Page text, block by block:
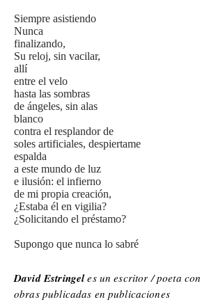
Siempre asistiendo
Nunca
finalizando,
Su reloj, sin vacilar,
allí
entre el velo
hasta las sombras
de ángeles, sin alas
blanco
contra el resplandor de
soles artificiales, despiertame
espalda
a este mundo de luz
e ilusión: el infierno
de mi propia creación,
¿Estaba él en vigilia?
¿Solicitando el préstamo?
Supongo que nunca lo sabré
David Estringeles un escritor / poeta con
obras publicadas en publicaciones